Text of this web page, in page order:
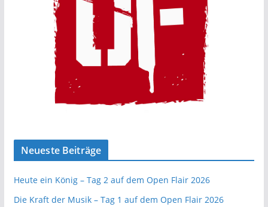
Neueste Beiträge
Heute ein König – Tag 2 auf dem Open Flair 2026
Die Kraft der Musik – Tag 1 auf dem Open Flair 2026